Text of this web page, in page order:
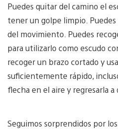
Puedes quitar del camino el
tener un golpe limpio.
del movimiento. Puedes
para utilizarlo como escudo
recoger un brazo cortado y
suficientemente rápido,
flecha en el aire y regresarla a
Seguimos sorprendidos por